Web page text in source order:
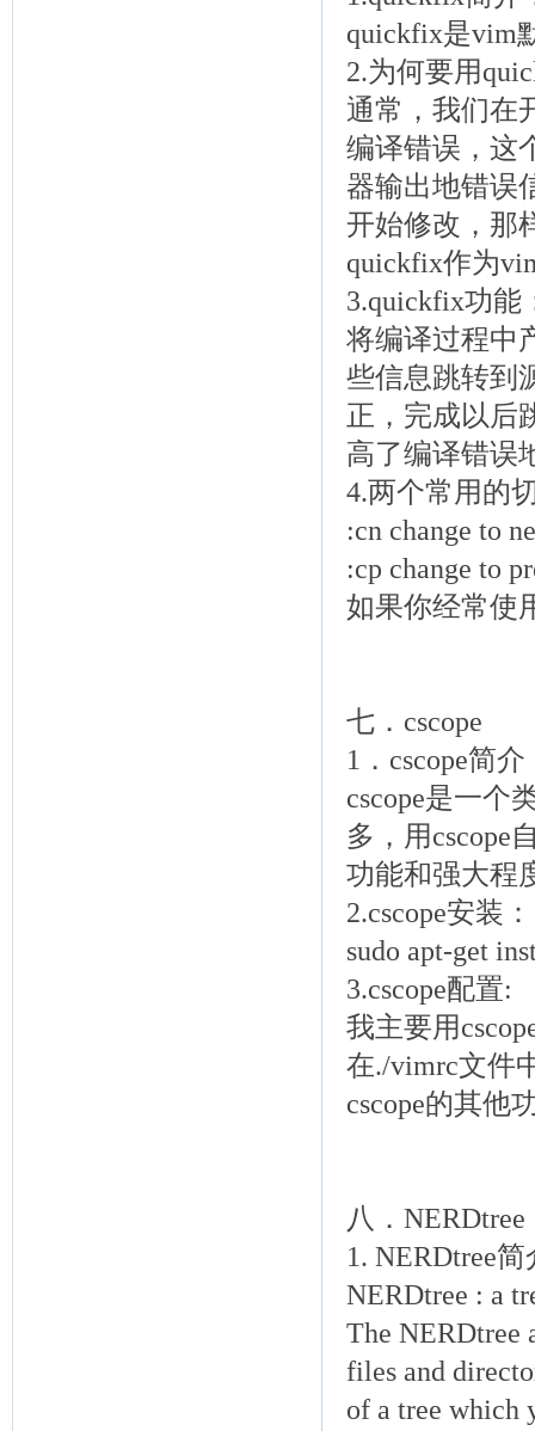
quickfix是vim
2.为何要用
通常，我们在
编译错误，这
器输出地错误
开始修改，那
quickfix作为
3.quickfix功能
将编译过程中
些信息跳转到
正，完成以后
高了编译错误
4.两个常用的
:cn change to
:cp change to
如果你经常使
七．cscope
1．cscope简介
cscope是一个
多，用cscope
功能和强大程
2.cscope安装：
sudo apt-get
3.cscope配置:
我主要用
在./vimrc文件
cscope的其他
八．NERDtree
1. NERDtree
NERDtree : a
The NERDtree
files and
of a tree which